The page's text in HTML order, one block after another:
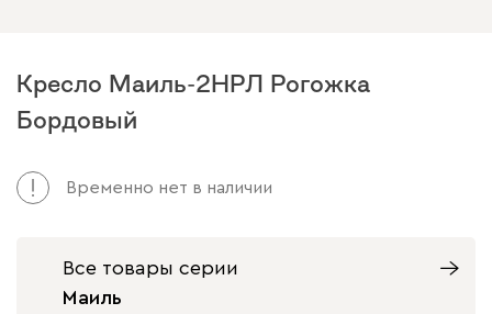
Кресло Маиль-2НРЛ Рогожка
Бордовый
Временно нет в наличии
Все товары серии
Маиль